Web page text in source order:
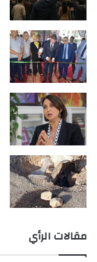
مقالات الرأي